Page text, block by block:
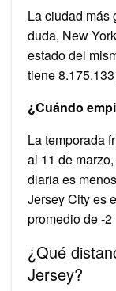
La ciudad más
duda, New
estado del
tiene
¿Cuándo
La temporada
al 11 de
diaria es
Jersey City es
promedio de -2
¿Qué
Jersey?